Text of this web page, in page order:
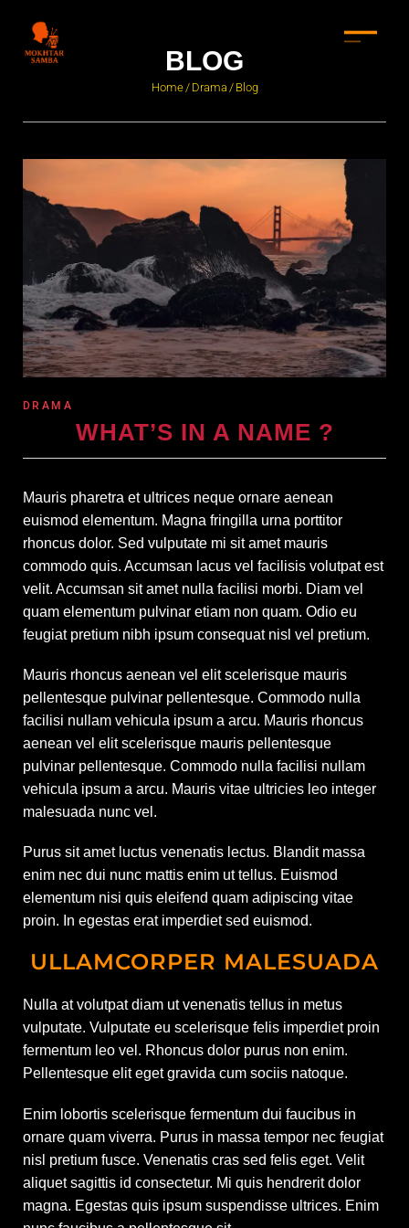
BLOG
Home/ Drama / Blog
DRAMA
WHAT’S IN A NAME ?
Mauris pharetra et ultrices neque ornare aenean
euismod elementum. Magna fringilla urna porttitor
rhoncus dolor. Sed vulputate mi sit amet mauris
commodo quis. Accumsan lacus vel facilisis volutpat est
velit. Accumsan sit amet nulla facilisi morbi. Diam vel
quam elementum pulvinar etiam non quam. Odio eu
feugiat pretium nibh ipsum consequat nisl vel pretium.
Mauris rhoncus aenean vel elit scelerisque mauris
pellentesque pulvinar pellentesque. Commodo nulla
facilisi nullam vehicula ipsum a arcu. Mauris rhoncus
aenean vel elit scelerisque mauris pellentesque
pulvinar pellentesque. Commodo nulla facilisi nullam
vehicula ipsum a arcu. Mauris vitae ultricies leo integer
malesuada nunc vel.
Purus sit amet luctus venenatis lectus. Blandit massa
enim nec dui nunc mattis enim ut tellus. Euismod
elementum nisi quis eleifend quam adipiscing vitae
proin. In egestas erat imperdiet sed euismod.
ULLAMCORPER MALESUADA
Nulla at volutpat diam ut venenatis tellus in metus
vulputate. Vulputate eu scelerisque felis imperdiet proin
fermentum leo vel. Rhoncus dolor purus non enim.
Pellentesque elit eget gravida cum sociis natoque.
Enim lobortis scelerisque fermentum dui faucibus in
ornare quam viverra. Purus in massa tempor nec feugiat
nisl pretium fusce. Venenatis cras sed felis eget. Velit
aliquet sagittis id consectetur. Mi quis hendrerit dolor
magna. Egestas quis ipsum suspendisse ultrices. Enim